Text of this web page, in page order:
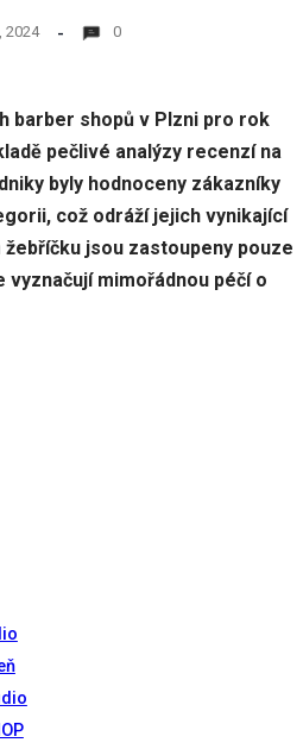
2024 0
barber shopů v Plzni pro rok
pečlivé analýzy recenzí na
byly hodnoceny zákazníky
což odráží jejich vynikající
žebříčku jsou zastoupeny pouze
mimořádnou péčí o